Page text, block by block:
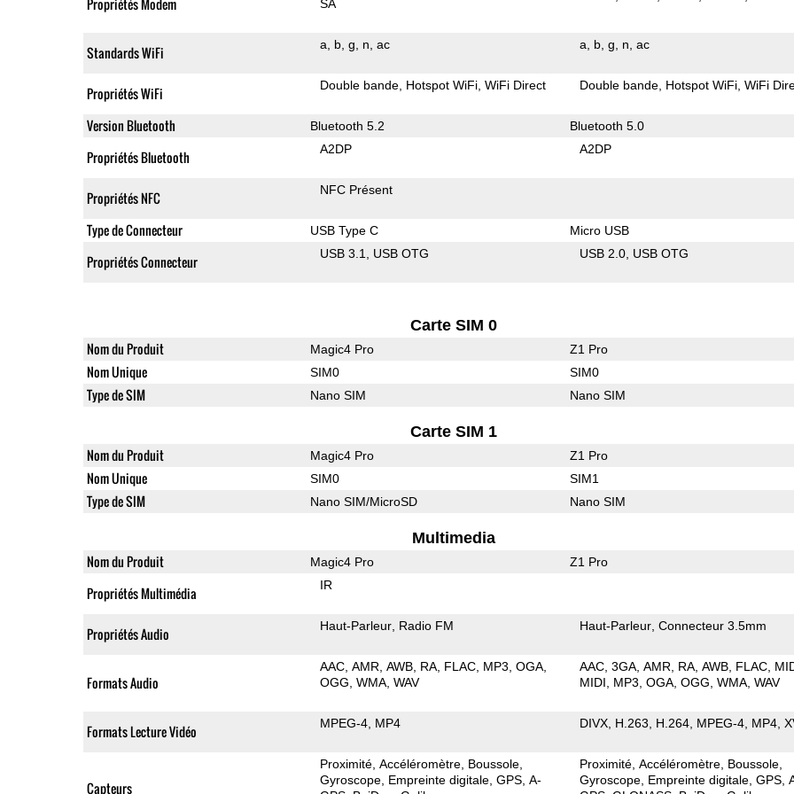
Propriétés Modem SA
Standards WiFi a b g n ac a b g n ac
Propriétés WiFi Double bande Hotspot WiFi WiFi Direct Double bande Hotspot WiFi WiFi
Version Bluetooth Bluetooth 5.2 Bluetooth 5.0
Propriétés Bluetooth A2DP A2DP
Propriétés NFC NFC Présent
Type de Connecteur USB Type C Micro USB
Propriétés Connecteur USB 3.1 USB OTG USB 2.0 USB OTG
Carte SIM 0
Nom du Produit Magic4 Pro Z1 Pro
Nom Unique SIM0 SIM0
Type de SIM Nano SIM Nano SIM
Carte SIM 1
Nom du Produit Magic4 Pro Z1 Pro
Nom Unique SIM0 SIM1
Type de SIM Nano SIM/MicroSD Nano SIM
Multimedia
Nom du Produit Magic4 Pro Z1 Pro
Propriétés Multimédia IR
Propriétés Audio Haut-Parleur Radio FM Haut-Parleur Connecteur 3.5mm
Formats Audio
AAC AMR AWB RA FLAC MP3 OGA
OGG WMA WAV
AAC 3GA AMR RA AWB FLAC
MIDI
MP3 OGA OGG WMA WAV
Formats Lecture Vidéo MPEG-4 MP4 DIVX H.263 H.264 MPEG-4 MP4
Capteurs
Proximité Accéléromètre Boussole
Gyroscope Empreinte digitale GPS A-
Proximité Accéléromètre Boussole
Gyroscope Empreinte digitale GPS